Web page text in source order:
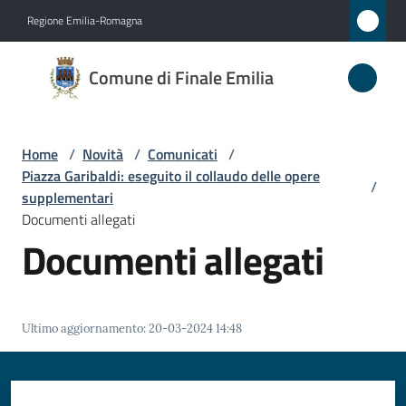
Regione Emilia-Romagna
Comune di Finale Emilia
Comune
di
Emilia
Amministrazione
Novità
Servizi
Home / Novità / Comunicati /
Piazza Garibaldi: eseguito il collaudo delle opere
supplementari
/
Documenti allegati
Documenti allegati
Ultimo aggiornamento:20-03-2024 14:48